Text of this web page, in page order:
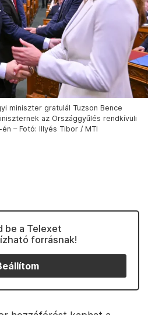
miniszter gratulál Tuzson Bence
az Országgyűlés rendkívüli
– Fotó: Illyés Tibor / MTI
be a Telexet
forrásnak!